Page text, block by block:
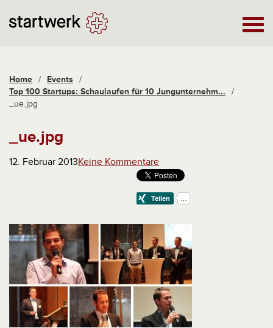
Home / Events /
Top 100 Startups: Schaulaufen für 10 Jungunternehm...
/
_ue.jpg
_ue.jpg
12. Februar 2013Keine Kommentare